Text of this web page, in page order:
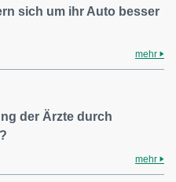
sich um ihr Auto besser
mehr
der Ärzte durch
mehr